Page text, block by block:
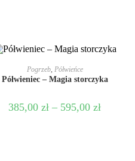
WYBIERZ OPCJE
Pogrzeb, Półwieńce
Półwieniec – Magia storczyka
385,00 zł – 595,00 zł